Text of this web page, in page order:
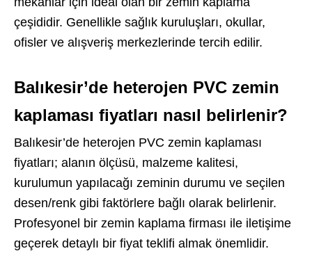
çeşididir. Genellikle sağlık kuruluşları, okullar,
ofisler ve alışveriş merkezlerinde tercih edilir.
Balıkesir’de heterojen PVC zemin
kaplaması fiyatları nasıl belirlenir?
Balıkesir’de heterojen PVC zemin kaplaması
fiyatları; alanın ölçüsü, malzeme kalitesi,
kurulumun yapılacağı zeminin durumu ve seçilen
desen/renk gibi faktörlere bağlı olarak belirlenir.
Profesyonel bir zemin kaplama firması ile iletişime
geçerek detaylı bir fiyat teklifi almak önemlidir.